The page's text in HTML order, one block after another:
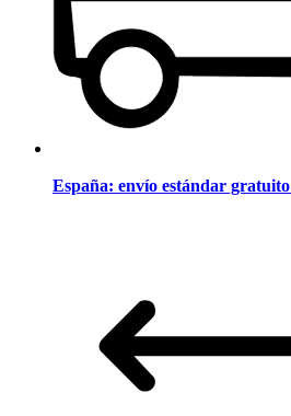
España: envío estándar gratuito